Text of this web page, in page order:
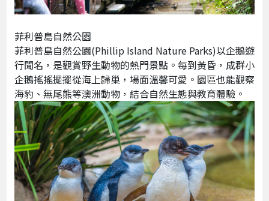
菲利普島自然公園
菲利普島自然公園(Phillip Island Nature Parks)以企鵝遊
行聞名，是觀賞野生動物的熱門景點。每到黃昏，成群小
企鵝搖搖擺擺從海上歸巢，場面溫馨可愛。園區也能觀察
海豹、無尾熊等澳洲動物，結合自然生態與教育體驗。